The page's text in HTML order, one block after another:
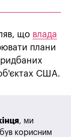
що влада
плани
об'єктах США.
, ми
корисним